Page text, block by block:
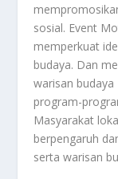
sosial. Event
memperkuat
budaya. Dan
warisan
program-
Masyarakat
berpengaruh
serta warisan